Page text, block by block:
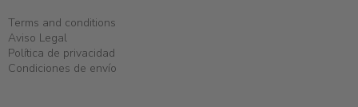
Terms and conditions
Aviso Legal
Política de privacidad
Condiciones de envío